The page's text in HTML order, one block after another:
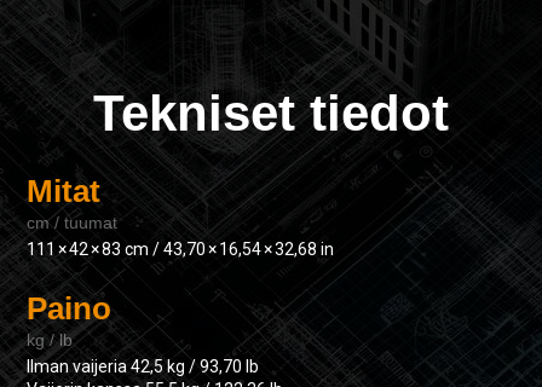
Tekniset tiedot
Mitat
cm / tuumat
111 × 42 × 83 cm / 43,70 × 16,54 × 32,68 in
Paino
kg / lb
Ilman vaijeria 42,5 kg / 93,70 lb